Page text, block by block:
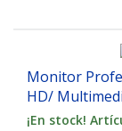
Monitor
HD/
¡En stock!